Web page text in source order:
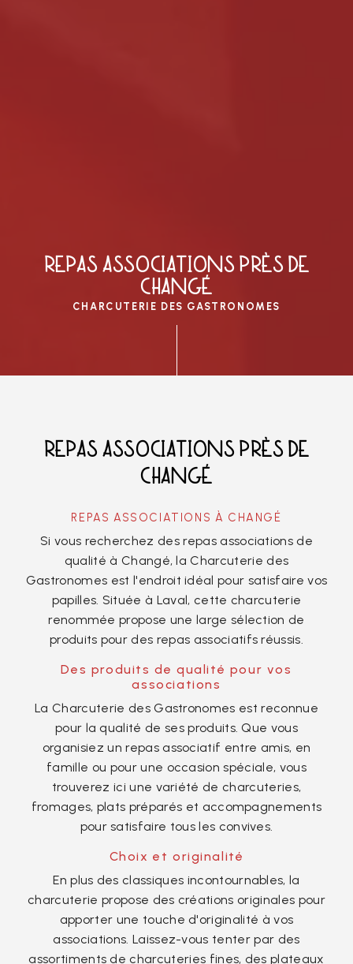
REPAS ASSOCIATIONS PRÈS DE
CHANGÉ
CHARCUTERIE DES GASTRONOMES
REPAS ASSOCIATIONS PRÈS DE
CHANGÉ
REPAS ASSOCIATIONS À CHANGÉ
Si vous recherchez des repas associations de
qualité à Changé, la Charcuterie des
Gastronomes est l'endroit idéal pour satisfaire vos
papilles. Située à Laval, cette charcuterie
renommée propose une large sélection de
produits pour des repas associatifs réussis.
Des produits de qualité pour vos
associations
La Charcuterie des Gastronomes est reconnue
pour la qualité de ses produits. Que vous
organisiez un repas associatif entre amis, en
famille ou pour une occasion spéciale, vous
trouverez ici une variété de charcuteries,
fromages, plats préparés et accompagnements
pour satisfaire tous les convives.
Choix et originalité
En plus des classiques incontournables, la
charcuterie propose des créations originales pour
apporter une touche d'originalité à vos
associations. Laissez-vous tenter par des
assortiments de charcuteries fines, des plateaux